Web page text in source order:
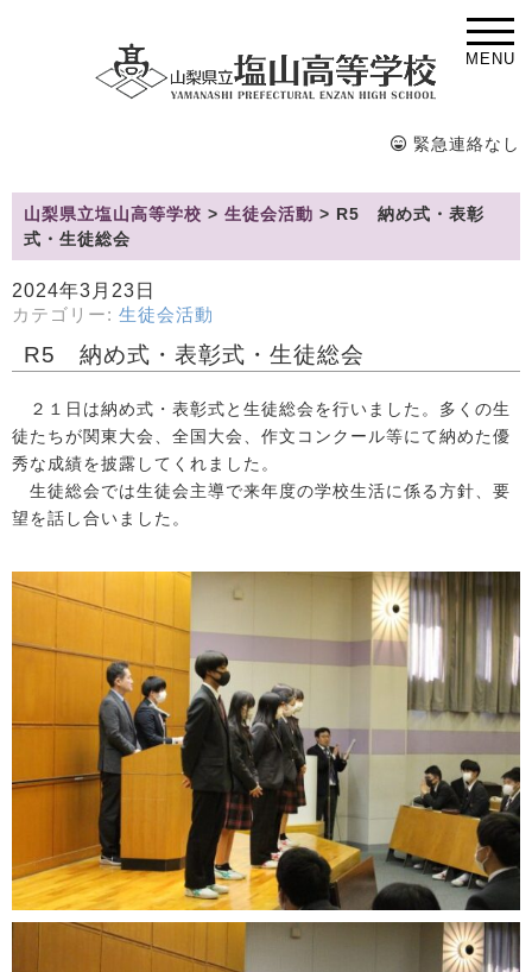
MENU
緊急連絡なし
山梨県立塩山高等学校 > 生徒会活動 > R5 納め式・表彰
式・生徒総会
2024年3月23日
カテゴリー: 生徒会活動
R5 納め式・表彰式・生徒総会
２１日は納め式・表彰式と生徒総会を行いました。多くの生
徒たちが関東大会、全国大会、作文コンクール等にて納めた優
秀な成績を披露してくれました。
生徒総会では生徒会主導で来年度の学校生活に係る方針、要
望を話し合いました。